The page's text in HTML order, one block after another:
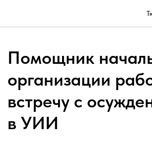
Помощник
организации
встречу с
в УИИ